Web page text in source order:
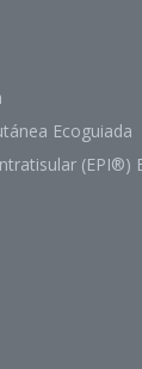
Ecoguiada
(EPI®)